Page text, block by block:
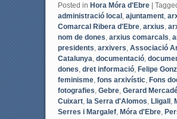
Posted in Hora Móra d'Ebre |
administració local, ajuntament,
Comarcal Ribera d'Ebre, arxius
nom de dones arxius comarcals
presidents arxivers Associació
Catalunya documentació,
dones dret informació, Felipe
feminisme, fons arxivístic, Fons
fotografies Gebre, Gerard
Cuixart, la Serra d'Alomos Lligall,
Serres i Margalef, Móra d'Ebre,